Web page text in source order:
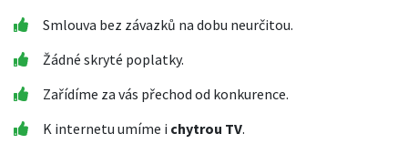
Smlouva bez závazků na dobu neurčitou.
Žádné skryté poplatky.
Zařídíme za vás přechod od konkurence.
K internetu umíme i chytrou TV.